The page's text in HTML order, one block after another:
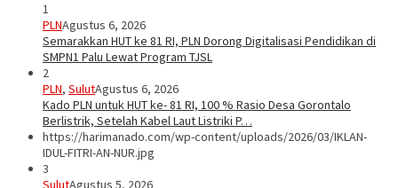
1
PLNAgustus 6, 2026
Semarakkan HUT ke 81 RI, PLN Dorong Digitalisasi Pendidikan di
SMPN1 Palu Lewat Program TJSL
2
PLN, SulutAgustus 6, 2026
Kado PLN untuk HUT ke- 81 RI, 100 % Rasio Desa Gorontalo
Berlistrik, Setelah Kabel Laut Listriki P…
https://harimanado.com/wp-content/uploads/2026/03/IKLAN-
IDUL-FITRI-AN-NUR.jpg
3
SulutAgustus 5, 2026